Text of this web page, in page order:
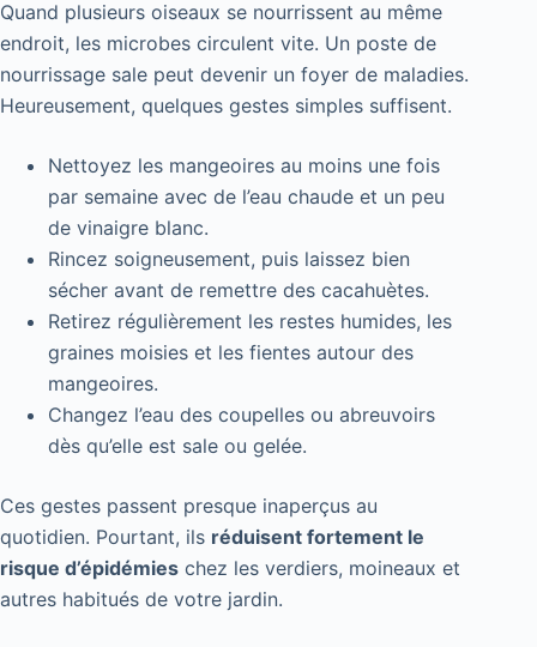
Quand plusieurs oiseaux se nourrissent au même
endroit, les microbes circulent vite. Un poste de
nourrissage sale peut devenir un foyer de maladies.
Heureusement, quelques gestes simples suffisent.
Nettoyez les mangeoires au moins une fois
par semaine avec de l’eau chaude et un peu
de vinaigre blanc.
Rincez soigneusement, puis laissez bien
sécher avant de remettre des cacahuètes.
Retirez régulièrement les restes humides, les
graines moisies et les fientes autour des
mangeoires.
Changez l’eau des coupelles ou abreuvoirs
dès qu’elle est sale ou gelée.
Ces gestes passent presque inaperçus au
quotidien. Pourtant, ils réduisent fortement le
risque d’épidémies chez les verdiers, moineaux et
autres habitués de votre jardin.